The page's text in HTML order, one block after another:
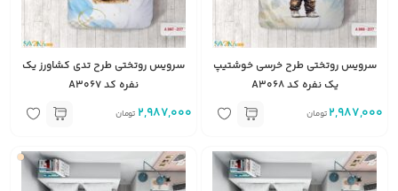
سرویس روتختی طرح خرسی خوشتیپ
یک نفره کد A3068
2,987,000 تومان
سرویس روتختی طرح تدی کشاورز یک
نفره کد A3067
2,987,000 تومان